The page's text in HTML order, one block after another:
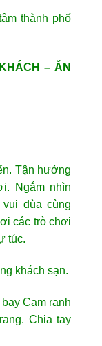
thành phố
– ĂN
Tận hưởng
Ngắm nhìn
đùa cùng
các trò chơi
túc.
khách sạn.
Cam ranh
Chia tay